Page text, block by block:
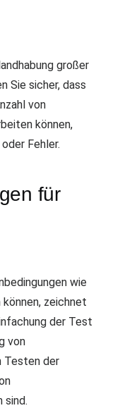
großer
Sie sicher, dass
von
können,
Fehler.
für
wie
zeichnet
der Test
von
Testen der
sind.